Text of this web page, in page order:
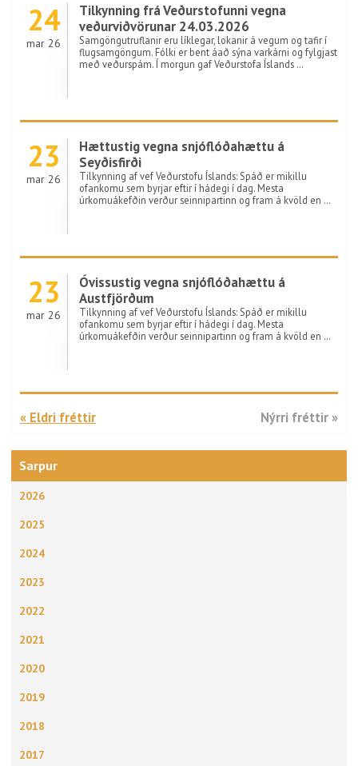
Sarpur
2026
2025
2024
2023
2022
2021
2020
2019
2018
2017
24
mar 26
Tilkynning frá Veðurstofunni vegna
veðurviðvörunar 24.03.2026
Samgöngutruflanir eru líklegar, lokanir á vegum og tafir í
flugsamgöngum. Fólki er bent áað sýna varkárni og fylgjast
með veðurspám. Í morgun gaf Veðurstofa Íslands …
23
mar 26
Hættustig vegna snjóflóðahættu á
Seyðisfirði
Tilkynning af vef Veðurstofu Íslands: Spáð er mikillu
ofankomu sem byrjar eftir í hádegi í dag. Mesta
úrkomuákefðin verður seinnipartinn og fram á kvöld en …
23
mar 26
Óvissustig vegna snjóflóðahættu á
Austfjörðum
Tilkynning af vef Veðurstofu Íslands: Spáð er mikillu
ofankomu sem byrjar eftir í hádegi í dag. Mesta
úrkomuákefðin verður seinnipartinn og fram á kvöld en …
« Eldri fréttir Nýrri fréttir »